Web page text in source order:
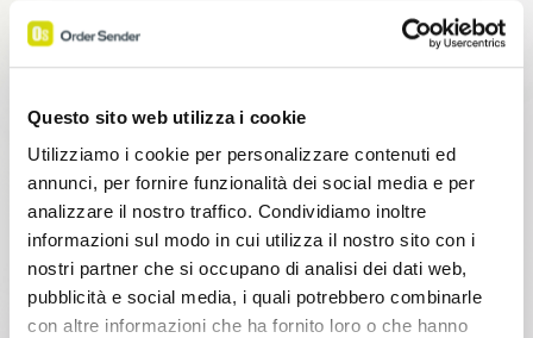
Questo sito web utilizza i cookie
Utilizziamo i cookie per personalizzare contenuti ed
annunci, per fornire funzionalità dei social media e per
analizzare il nostro traffico. Condividiamo inoltre
informazioni sul modo in cui utilizza il nostro sito con i
nostri partner che si occupano di analisi dei dati web,
pubblicità e social media, i quali potrebbero combinarle
con altre informazioni che ha fornito loro o che hanno